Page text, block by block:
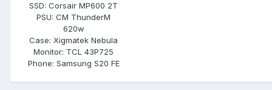
SSD: Corsair MP600 2T
PSU: CM ThunderM
620w
Case: Xigmatek Nebula
Monitor: TCL 43P725
Phone: Samsung S20 FE